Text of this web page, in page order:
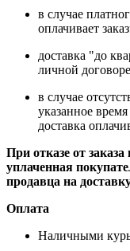
в случае
оплачивает
доставка "до
личной
в случае
указанное
доставка
При отказе от
уплаченная
продавца на
Оплата
Наличными